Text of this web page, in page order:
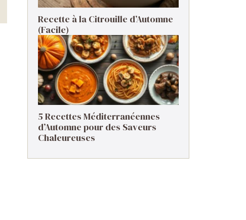
Recette à la Citrouille d’Automne
(Facile)
5 Recettes Méditerranéennes
d’Automne pour des Saveurs
Chaleureuses